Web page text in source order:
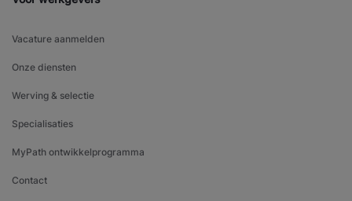
Vacature aanmelden
Onze diensten
Werving & selectie
Specialisaties
MyPath ontwikkelprogramma
Contact